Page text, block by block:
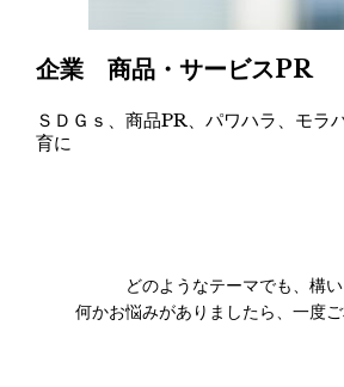
企業 商品・サービスPR
ＳＤＧｓ、商品PR、パワハラ、モラ
育に
どのようなテーマでも、構い
何かお悩みがありましたら、一度ご